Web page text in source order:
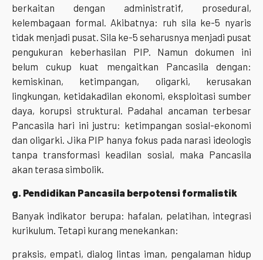
berkaitan dengan administratif, prosedural,
kelembagaan formal. Akibatnya: ruh sila ke-5 nyaris
tidak menjadi pusat. Sila ke-5 seharusnya menjadi pusat
pengukuran keberhasilan PIP. Namun dokumen ini
belum cukup kuat mengaitkan Pancasila dengan:
kemiskinan, ketimpangan, oligarki, kerusakan
lingkungan, ketidakadilan ekonomi, eksploitasi sumber
daya, korupsi struktural. Padahal ancaman terbesar
Pancasila hari ini justru: ketimpangan sosial-ekonomi
dan oligarki. Jika PIP hanya fokus pada narasi ideologis
tanpa transformasi keadilan sosial, maka Pancasila
akan terasa simbolik.
g. Pendidikan Pancasila berpotensi formalistik
Banyak indikator berupa: hafalan, pelatihan, integrasi
kurikulum. Tetapi kurang menekankan:
praksis, empati, dialog lintas iman, pengalaman hidup